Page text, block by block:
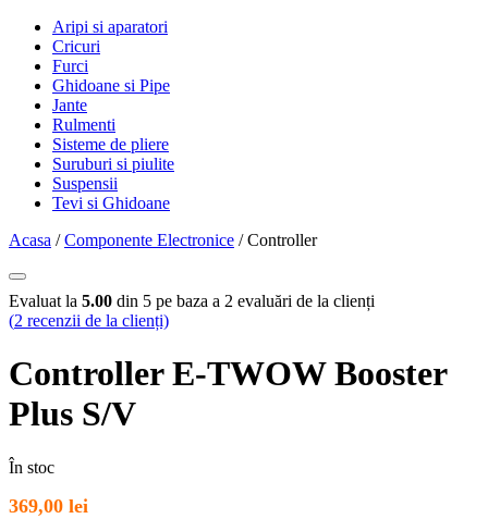
Aripi si aparatori
Cricuri
Furci
Ghidoane si Pipe
Jante
Rulmenti
Sisteme de pliere
Suruburi si piulite
Suspensii
Tevi si Ghidoane
Acasa /Componente Electronice / Controller
Evaluat la 5.00 din 5 pe baza a 2 evaluări de la clienți
(2 recenzii de la clienți)
Controller E-TWOW Booster
Plus S/V
În stoc
369,00 lei